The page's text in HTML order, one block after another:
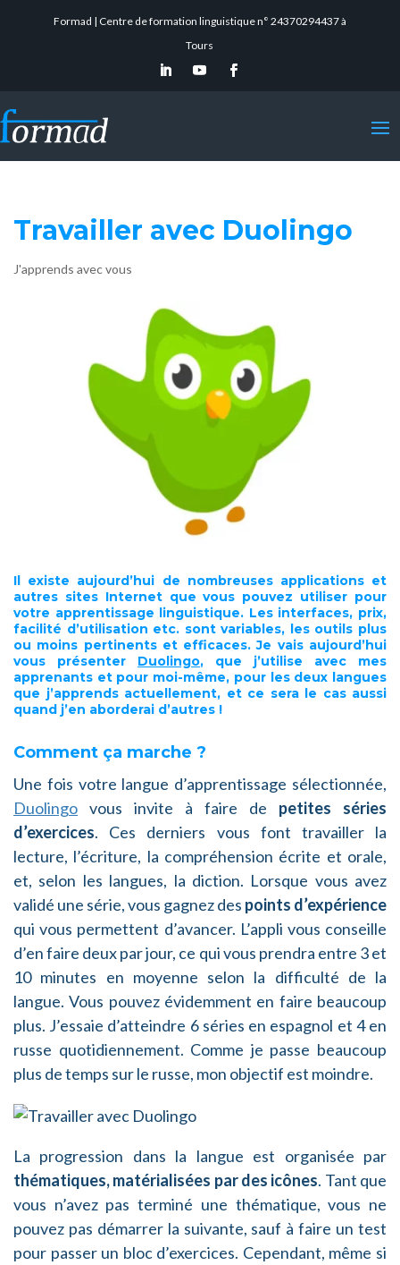
Formad | Centre de formation linguistique n° 24370294437 à
Tours
Travailler avec Duolingo
J'apprends avec vous
Il existe aujourd’hui de nombreuses applicationset
autres sites Internet que vous pouvez utiliser pour
votre apprentissage linguistique. Les interfaces, prix,
facilité d’utilisation etc. sont variables, les outils plus
ou moins pertinents et efficaces. Je vais aujourd’hui
vous présenter Duolingo, que j’utilise avec mes
apprenants et pour moi-même, pour les deux langues
que j’apprends actuellement, et ce sera le cas aussi
quand j’en aborderai d’autres !
Comment ça marche ?
Une fois votre langue d’apprentissage sélectionnée,
Duolingo vous invite à faire de petites séries
d’exercices. Ces derniers vous font travailler la
lecture, l’écriture, la compréhension écrite et orale,
et, selon les langues, la diction. Lorsque vous avez
validé une série, vous gagnez des points d’expérience
qui vous permettent d’avancer. L’appli vous conseille
d’en faire deux par jour, ce qui vous prendra entre 3 et
10 minutes en moyenne selon la difficulté de la
langue. Vous pouvez évidemment en faire beaucoup
plus. J’essaie d’atteindre 6 séries en espagnol et 4 en
russe quotidiennement. Comme je passe beaucoup
plus de temps sur le russe, mon objectif est moindre.
La progression dans la langue est organisée par
thématiques, matérialisées par des icônes. Tant que
vous n’avez pas terminé une thématique, vous ne
pouvez pas démarrer la suivante, sauf à faire un test
pour passer un bloc d’exercices. Cependant, même si